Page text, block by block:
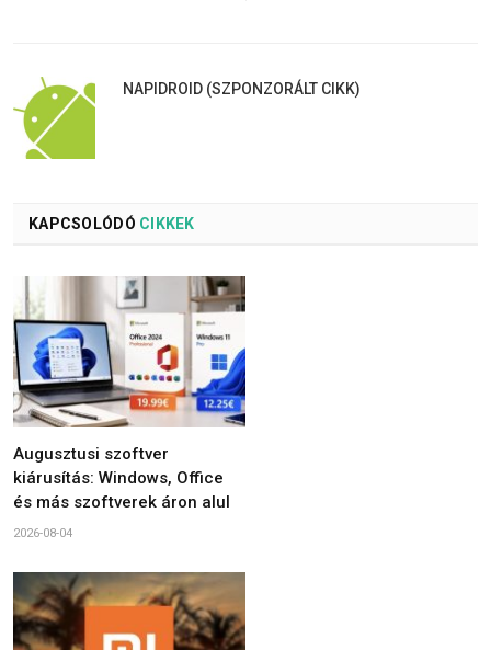
NAPIDROID (SZPONZORÁLT CIKK)
KAPCSOLÓDÓ CIKKEK
Augusztusi szoftver
kiárusítás: Windows, Office
és más szoftverek áron alul
2026-08-04